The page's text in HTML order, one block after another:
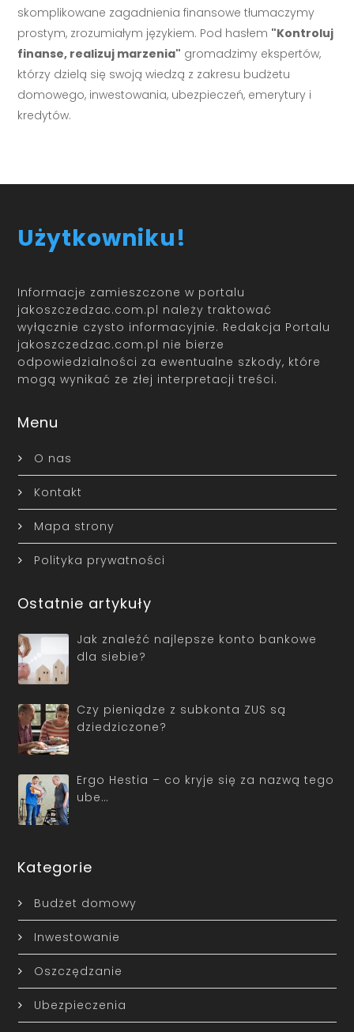
skomplikowane zagadnienia finansowe tłumaczymy
prostym, zrozumiałym językiem. Pod hasłem "Kontroluj
finanse, realizuj marzenia" gromadzimy ekspertów,
którzy dzielą się swoją wiedzą z zakresu budżetu
domowego, inwestowania, ubezpieczeń, emerytury i
kredytów.
Użytkowniku!
Informacje zamieszczone w portalu
jakoszczedzac.com.pl należy traktować
wyłącznie czysto informacyjnie. Redakcja Portalu
jakoszczedzac.com.pl nie bierze
odpowiedzialności za ewentualne szkody, które
mogą wynikać ze złej interpretacji treści.
Menu
O nas
Kontakt
Mapa strony
Polityka prywatności
Ostatnie artykuły
Jak znaleźć najlepsze konto bankowe
dla siebie?
Czy pieniądze z subkonta ZUS są
dziedziczone?
Ergo Hestia – co kryje się za nazwą tego
ube…
Kategorie
Budżet domowy
Inwestowanie
Oszczędzanie
Ubezpieczenia